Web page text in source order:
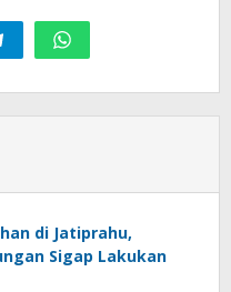
di Jatiprahu,
Sigap Lakukan